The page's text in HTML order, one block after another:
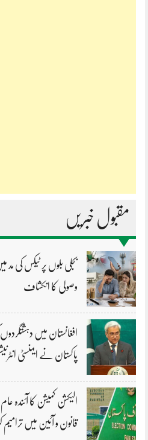
مقبول خبریں
وصولی کا انکشاف
افغانستان میں
پاکستان نے ایمنسٹی
الیکشن کمیشن کا آئندہ
قانون و آئین میں ترامیم